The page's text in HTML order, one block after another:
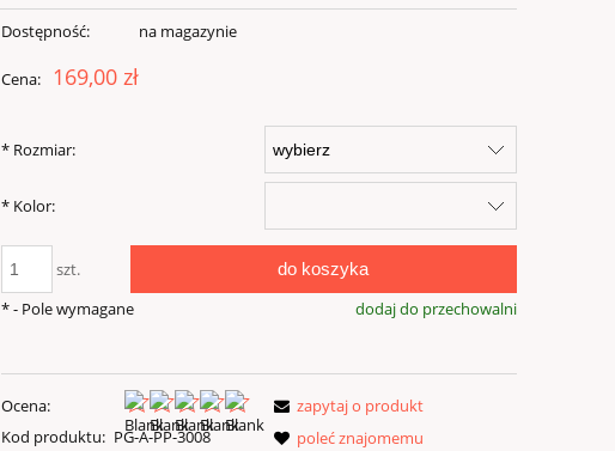
Dostępność: na magazynie
Cena: 169,00 zł
* Rozmiar:
* Kolor:
szt. do koszyka
dodaj do przechowalni
*- Pole wymagane
Ocena:
Kod produktu: PG-A-PP-3008
zapytaj o produkt
poleć znajomemu